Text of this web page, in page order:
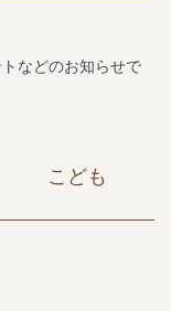
などのお知らせで
こども